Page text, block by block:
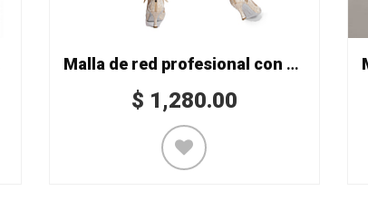
Malla de red profesional con pedrería Mod. 844
$ 1,280.00